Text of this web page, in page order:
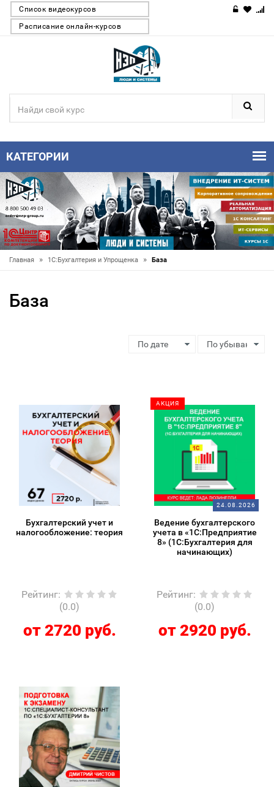
Список видеокурсов
Расписание онлайн-курсов
КАТЕГОРИИ
Главная » 1С:Бухгалтерия и Упрощенка » База
База
Бухгалтерский учет и
налогообложение: теория
Рейтинг:
(0.0)
от 2720 руб.
АКЦИЯ
24.08.2026
Ведение бухгалтерского
учета в «1С:Предприятие
8» (1С:Бухгалтерия для
начинающих)
Рейтинг:
(0.0)
от 2920 руб.